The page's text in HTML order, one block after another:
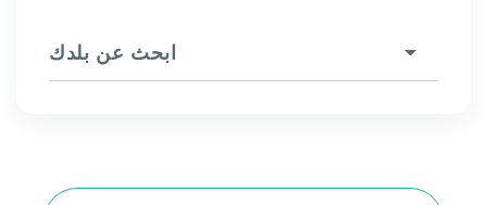
ابحث عن بلدك